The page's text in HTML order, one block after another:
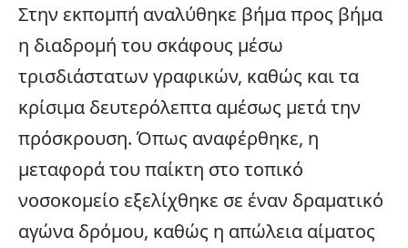
Στην εκπομπή αναλύθηκε βήμα προς βήμα
η διαδρομή του σκάφους μέσω
τρισδιάστατων γραφικών, καθώς και τα
κρίσιμα δευτερόλεπτα αμέσως μετά την
πρόσκρουση. Όπως αναφέρθηκε, η
μεταφορά του παίκτη στο τοπικό
νοσοκομείο εξελίχθηκε σε έναν δραματικό
αγώνα δρόμου, καθώς η απώλεια αίματος